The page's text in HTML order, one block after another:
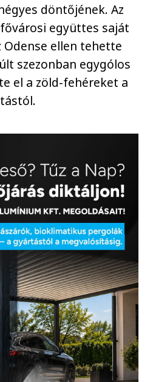
döntőjének. Az
együttes saját
ellen tehette
szezonban egygólos
el a zöld-fehéreket a